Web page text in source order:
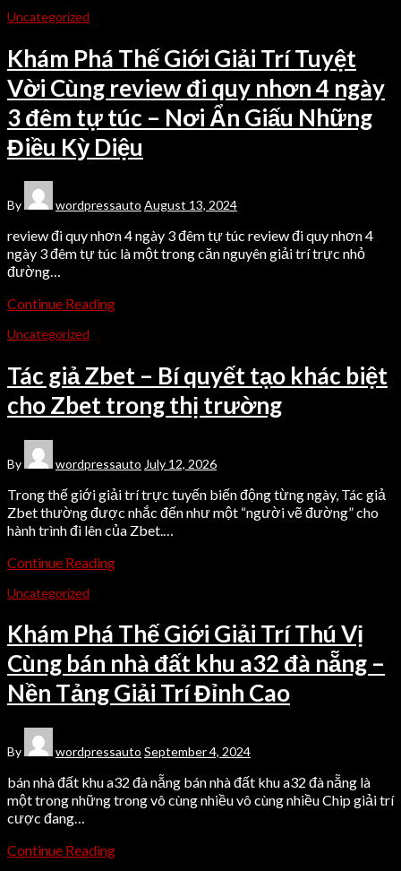
Uncategorized
Khám Phá Thế Giới Giải Trí Tuyệt
Vời Cùng review đi quy nhơn 4 ngày
3 đêm tự túc – Nơi Ẩn Giấu Những
Điều Kỳ Diệu
By wordpressauto August 13, 2024
review đi quy nhơn 4 ngày 3 đêm tự túc review đi quy nhơn 4
ngày 3 đêm tự túc là một trong căn nguyên giải trí trực nhỏ
đường…
Continue Reading
Uncategorized
Tác giả Zbet – Bí quyết tạo khác biệt
cho Zbet trong thị trường
By wordpressauto July 12, 2026
Trong thế giới giải trí trực tuyến biến động từng ngày, Tác giả
Zbet thường được nhắc đến như một “người vẽ đường” cho
hành trình đi lên của Zbet.…
Continue Reading
Uncategorized
Khám Phá Thế Giới Giải Trí Thú Vị
Cùng bán nhà đất khu a32 đà nẵng –
Nền Tảng Giải Trí Đỉnh Cao
By wordpressauto September 4, 2024
bán nhà đất khu a32 đà nẵng bán nhà đất khu a32 đà nẵng là
một trong những trong vô cùng nhiều vô cùng nhiều Chip giải trí
cược đang…
Continue Reading